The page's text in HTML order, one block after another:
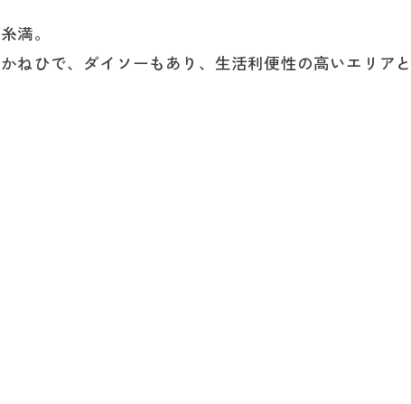
満。
ねひで、ダイソーもあり、生活利便性の高いエリアと